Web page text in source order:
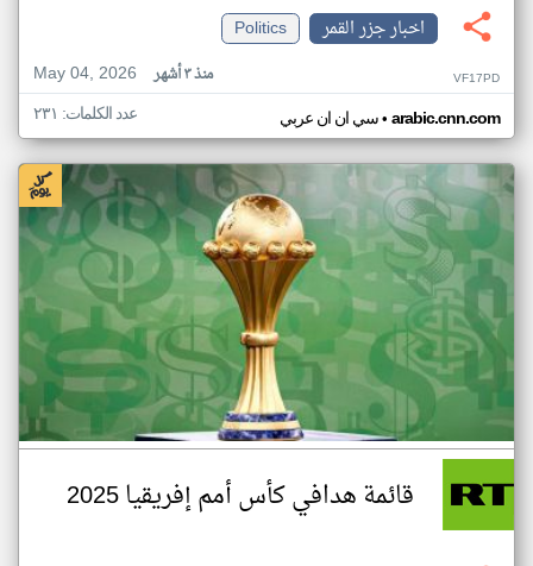
اخبار جزر القمر
Politics
May 04, 2026
منذ ٣ أشهر VF17PD
سي ان ان عربي• arabic.cnn.com عدد الكلمات: ٢٣١
قائمة هدافي كأس أمم إفريقيا 2025